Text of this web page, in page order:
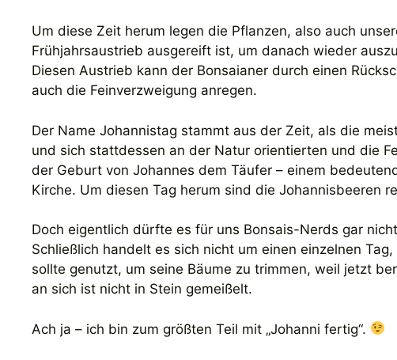
Um diese Zeit herum legen die Pflanzen, also auch
Frühjahrsaustrieb ausgereift ist, um danach wieder
Diesen Austrieb kann der Bonsaianer durch einen
auch die Feinverzweigung anregen.
Der Name Johannistag stammt aus der Zeit, als die
und sich stattdessen an der Natur orientierten und die
der Geburt von Johannes dem Täufer – einem
Kirche. Um diesen Tag herum sind die Johannisbeeren
Doch eigentlich dürfte es für uns Bonsais-Nerds gar
Schließlich handelt es sich nicht um einen einzelnen
sollte genutzt, um seine Bäume zu trimmen, weil jetzt
an sich ist nicht in Stein gemeißelt.
Ach ja – ich bin zum größten Teil mit „Johanni fertig“.